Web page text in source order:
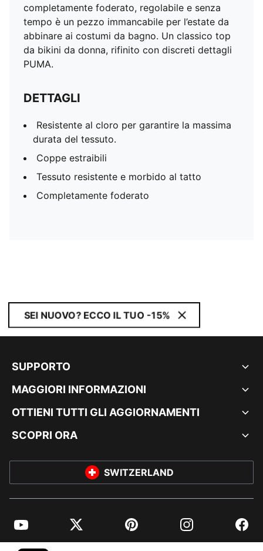
completamente foderato, regolabile e senza
tempo è un pezzo immancabile per l’estate da
abbinare ai costumi da bagno. Un classico top
da bikini da donna, rifinito con discreti dettagli
PUMA.
DETTAGLI
Resistente al cloro per garantire la massima
durata del tessuto.
Coppe estraibili
Tessuto resistente e morbido al tatto
Completamente foderato
SEI NUOVO? ECCO IL TUO -15%
SUPPORTO
MAGGIORI INFORMAZIONI
OTTIENI TUTTI GLI AGGIORNAMENTI
SCOPRI ORA
SWITZERLAND
YouTube Twitter Pinterest Instagram